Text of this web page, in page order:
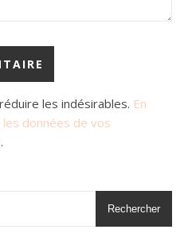
les indésirables. En
données de vos
.
Rechercher